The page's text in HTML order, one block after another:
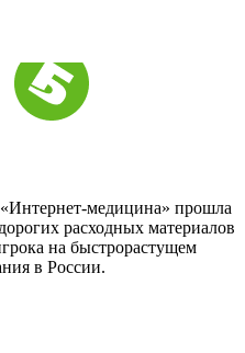
медицина» прошла
расходных материалов
на быстрорастущем
в России.